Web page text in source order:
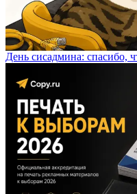
День сисадмина: спасибо,